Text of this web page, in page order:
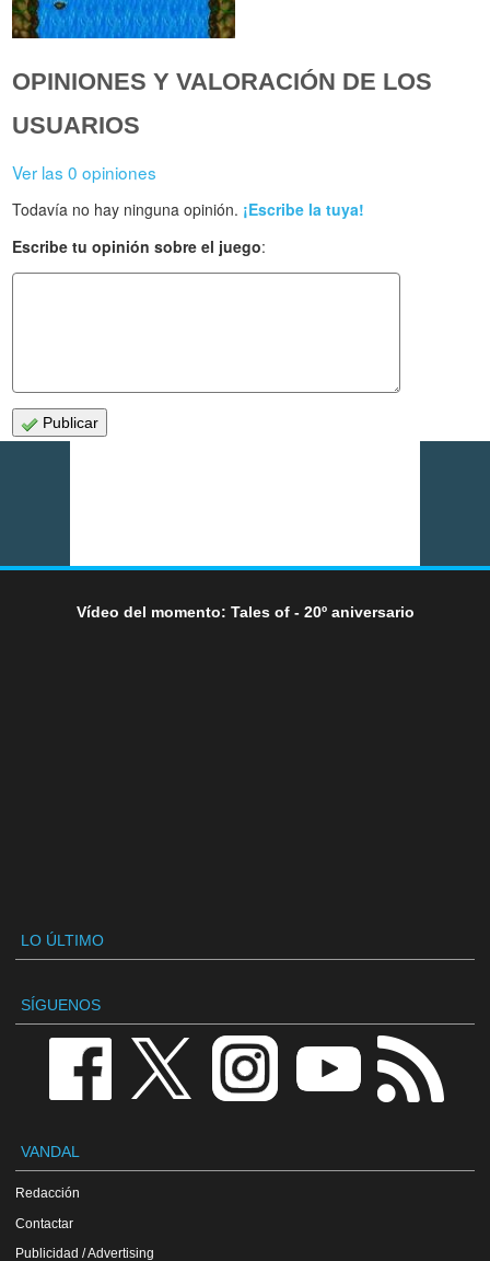
OPINIONES Y VALORACIÓN DE LOS
USUARIOS
Ver las 0 opiniones
Todavía no hay ninguna opinión. ¡Escribe la tuya!
Escribe tu opinión sobre el juego:
Publicar
Vídeo del momento: Tales of - 20º aniversario
LO ÚLTIMO
SÍGUENOS
VANDAL
Redacción
Contactar
Publicidad / Advertising